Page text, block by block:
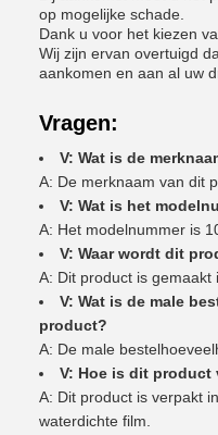
op mogelijke schade.
Dank u voor het kiezen
Wij zijn ervan overtuigd
aankomen en aan al uw
Vragen:
V: Wat is de
A: De merknaam van dit
V: Wat is het
A: Het modelnummer is
V: Waar wordt dit
A: Dit product is gemaakt
V: Wat is de male
product?
A: De male
V: Hoe is dit product
A: Dit product is verpakt
waterdichte film.